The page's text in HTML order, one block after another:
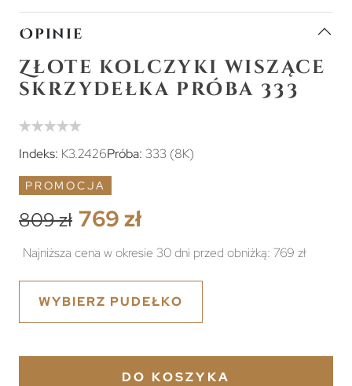
Opinie
Złote kolczyki wiszące
skrzydełka próba 333
Indeks: K3.2426Próba: 333 (8K)
PROMOCJA
809 zł 769 zł
Najniższa cena w okresie 30 dni przed obniżką: 769 zł
WYBIERZ PUDEŁKO
DO KOSZYKA